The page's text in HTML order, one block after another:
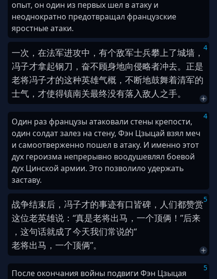
опыт, он один из первых шел в атаку и
неоднократно предотвращал французские
яростные атаки.
4
一次 ， 在法军进攻中 ， 有个敌军士兵攀上了城墙 ，
冯子才拿起钢刀 ， 奋不顾身地向侵略者冲去。 正是
老将冯子才的这种英雄气概 ， 不断地鼓舞着清军的
士气 ， 才使得镇南关最终没有落入敌人 之手。
4
Один раз французы атаковали стены крепости,
один солдат залез на стену, Фэн Цзыцай взял меч
и самоотверженно пошел в атаку. И именно этот
дух героизма непрерывно воодушевлял боевой
дух Цинской армии. Это позволило удержать
заставу.
5
战争结束后 ， 冯子才的事迹有口皆碑 ， 人们都赞赏
这位老英雄说 ： “真是老将出马，一个顶俩 ！ ”后来
， 这句话就成了今天我们常说的“
老将出马，一个顶俩”。
5
После окончания войны подвиги Фэн Цзыцая